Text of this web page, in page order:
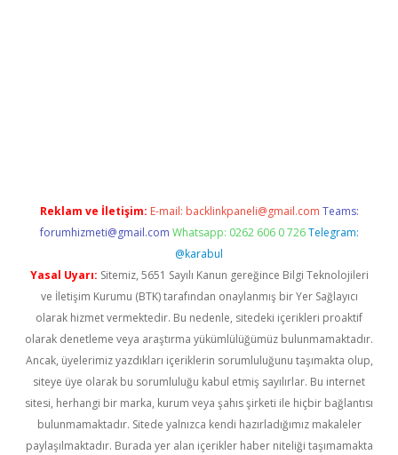
Reklam ve İletişim: E-mail: backlinkpaneli@gmail.com Teams:
forumhizmeti@gmail.com Whatsapp: 0262 606 0 726 Telegram:
@karabul
Yasal Uyarı: Sitemiz, 5651 Sayılı Kanun gereğince Bilgi Teknolojileri
ve İletişim Kurumu (BTK) tarafından onaylanmış bir Yer Sağlayıcı
olarak hizmet vermektedir. Bu nedenle, sitedeki içerikleri proaktif
olarak denetleme veya araştırma yükümlülüğümüz bulunmamaktadır.
Ancak, üyelerimiz yazdıkları içeriklerin sorumluluğunu taşımakta olup,
siteye üye olarak bu sorumluluğu kabul etmiş sayılırlar. Bu internet
sitesi, herhangi bir marka, kurum veya şahıs şirketi ile hiçbir bağlantısı
bulunmamaktadır. Sitede yalnızca kendi hazırladığımız makaleler
paylaşılmaktadır. Burada yer alan içerikler haber niteliği taşımamakta